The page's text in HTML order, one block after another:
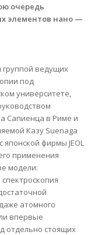
очередь
элементов нано —
ведущих
под
университете,
Сапиенца в Риме и
Казу Suenaga
японской фирмы JEOL
применения
модели:
атомного
впервые
отдельно стоящих